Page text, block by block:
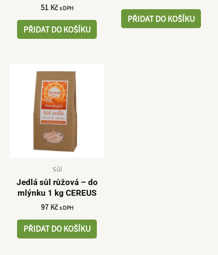
51 Kč s DPH
PŘIDAT DO KOŠÍKU
PŘIDAT DO KOŠÍKU
Sůl
Jedlá sůl růžová – do
mlýnku 1 kg CEREUS
97 Kč s DPH
PŘIDAT DO KOŠÍKU